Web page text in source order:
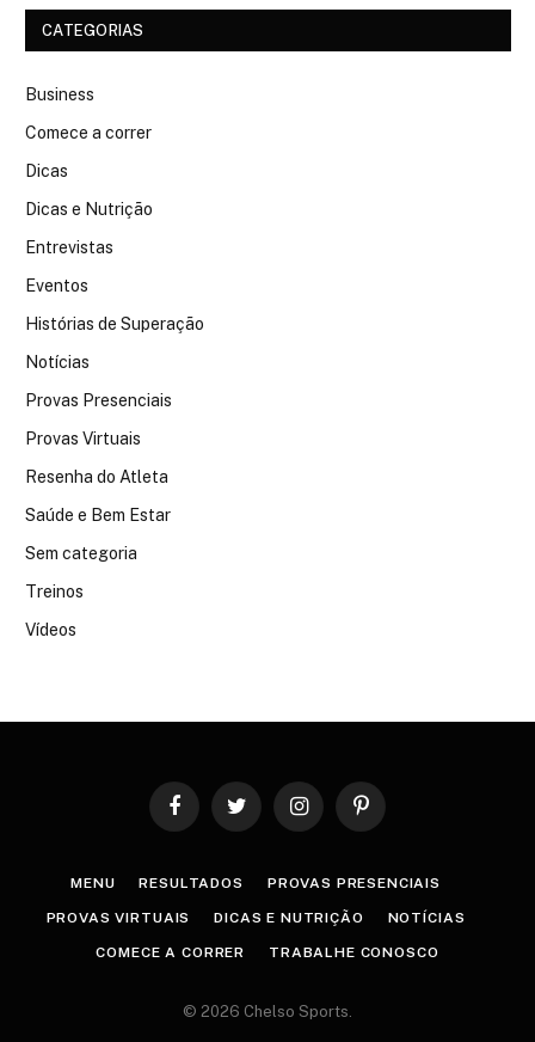
CATEGORIAS
Business
Comece a correr
Dicas
Dicas e Nutrição
Entrevistas
Eventos
Histórias de Superação
Notícias
Provas Presenciais
Provas Virtuais
Resenha do Atleta
Saúde e Bem Estar
Sem categoria
Treinos
Vídeos
FacebookTwitter InstagramPinterest
MENU RESULTADOS PROVAS PRESENCIAIS
PROVAS VIRTUAIS DICAS E NUTRIÇÃO NOTÍCIAS
COMECE A CORRER TRABALHE CONOSCO
© 2026 Chelso Sports.